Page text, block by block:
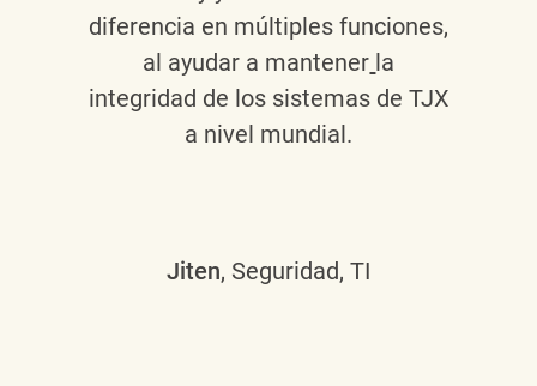
diferencia en múltiples funciones,
al ayudar a mantener la
integridad de los sistemas de TJX
a nivel mundial.
Jiten, Seguridad, TI